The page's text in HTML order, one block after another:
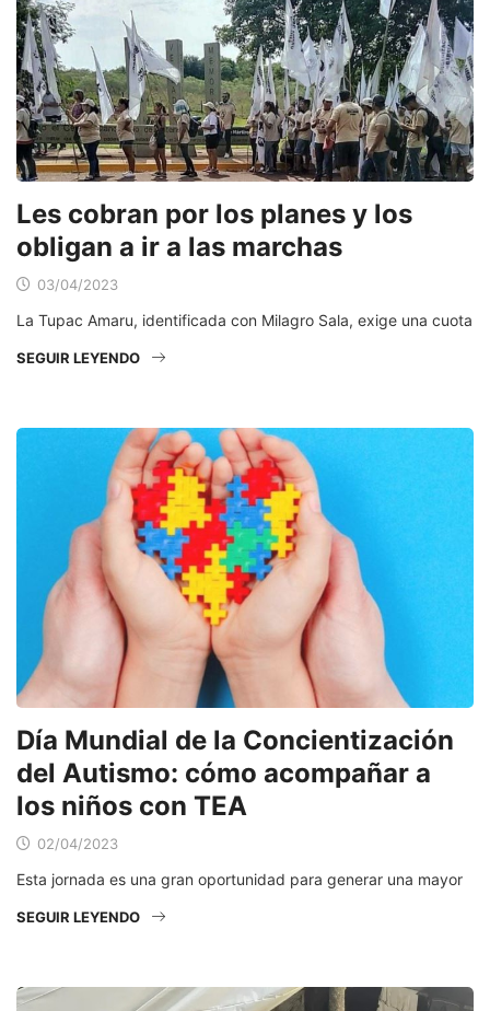
Les cobran por los planes y los
obligan a ir a las marchas
03/04/2023
La Tupac Amaru, identificada con Milagro Sala, exige una cuota
SEGUIR LEYENDO
Día Mundial de la Concientización
del Autismo: cómo acompañar a
los niños con TEA
02/04/2023
Esta jornada es una gran oportunidad para generar una mayor
SEGUIR LEYENDO